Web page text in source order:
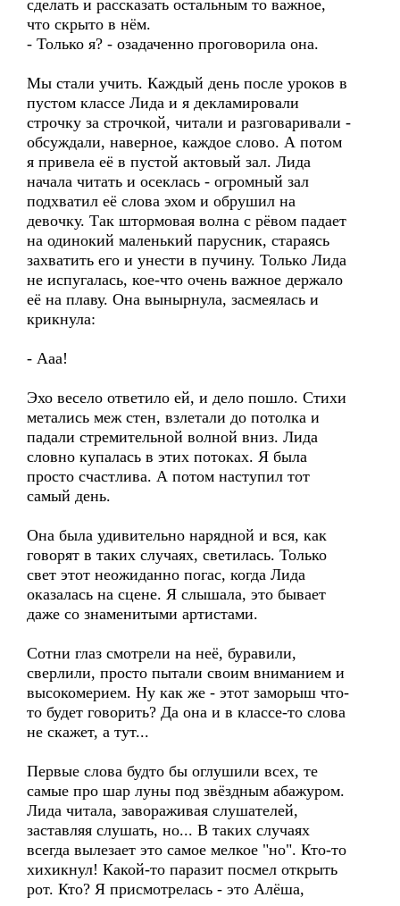
сделать и рассказать остальным то важное,
что скрыто в нём.
- Только я? - озадаченно проговорила она.
Мы стали учить. Каждый день после уроков в
пустом классе Лида и я декламировали
строчку за строчкой, читали и разговаривали -
обсуждали, наверное, каждое слово. А потом
я привела её в пустой актовый зал. Лида
начала читать и осеклась - огромный зал
подхватил её слова эхом и обрушил на
девочку. Так штормовая волна с рёвом падает
на одинокий маленький парусник, стараясь
захватить его и унести в пучину. Только Лида
не испугалась, кое-что очень важное держало
её на плаву. Она вынырнула, засмеялась и
крикнула:
- Ааа!
Эхо весело ответило ей, и дело пошло. Стихи
метались меж стен, взлетали до потолка и
падали стремительной волной вниз. Лида
словно купалась в этих потоках. Я была
просто счастлива. А потом наступил тот
самый день.
Она была удивительно нарядной и вся, как
говорят в таких случаях, светилась. Только
свет этот неожиданно погас, когда Лида
оказалась на сцене. Я слышала, это бывает
даже со знаменитыми артистами.
Сотни глаз смотрели на неё, буравили,
сверлили, просто пытали своим вниманием и
высокомерием. Ну как же - этот заморыш что-
то будет говорить? Да она и в классе-то слова
не скажет, а тут...
Первые слова будто бы оглушили всех, те
самые про шар луны под звёздным абажуром.
Лида читала, завораживая слушателей,
заставляя слушать, но... В таких случаях
всегда вылезает это самое мелкое "но". Кто-то
хихикнул! Какой-то паразит посмел открыть
рот. Кто? Я присмотрелась - это Алёша,